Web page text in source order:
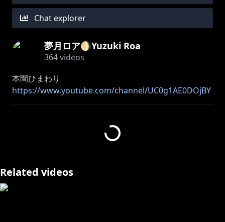
Chat explorer
夢月ロア🌖Yuzuki Roa
364videos
https://www.youtube.com/channel/UC0g1AE0DOjBY
nLhkgoRWN1w
我のボイスが販売中なのだ🌙
9/1(火)12:00〜9/30(水)23:59の間、にじさんじBOOTH
Related videos